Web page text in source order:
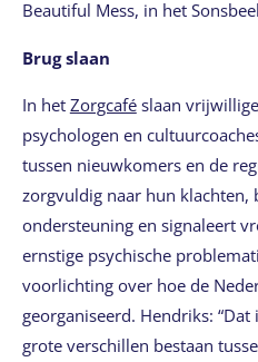
Beautiful Mess, in het
Brug slaan
In het Zorgcaféslaan
psychologen en
tussen nieuwkomers en de
zorgvuldig naar hun klachten,
ondersteuning en signaleert
ernstige psychische
voorlichting over hoe de
georganiseerd. Hendriks:
grote verschillen bestaan